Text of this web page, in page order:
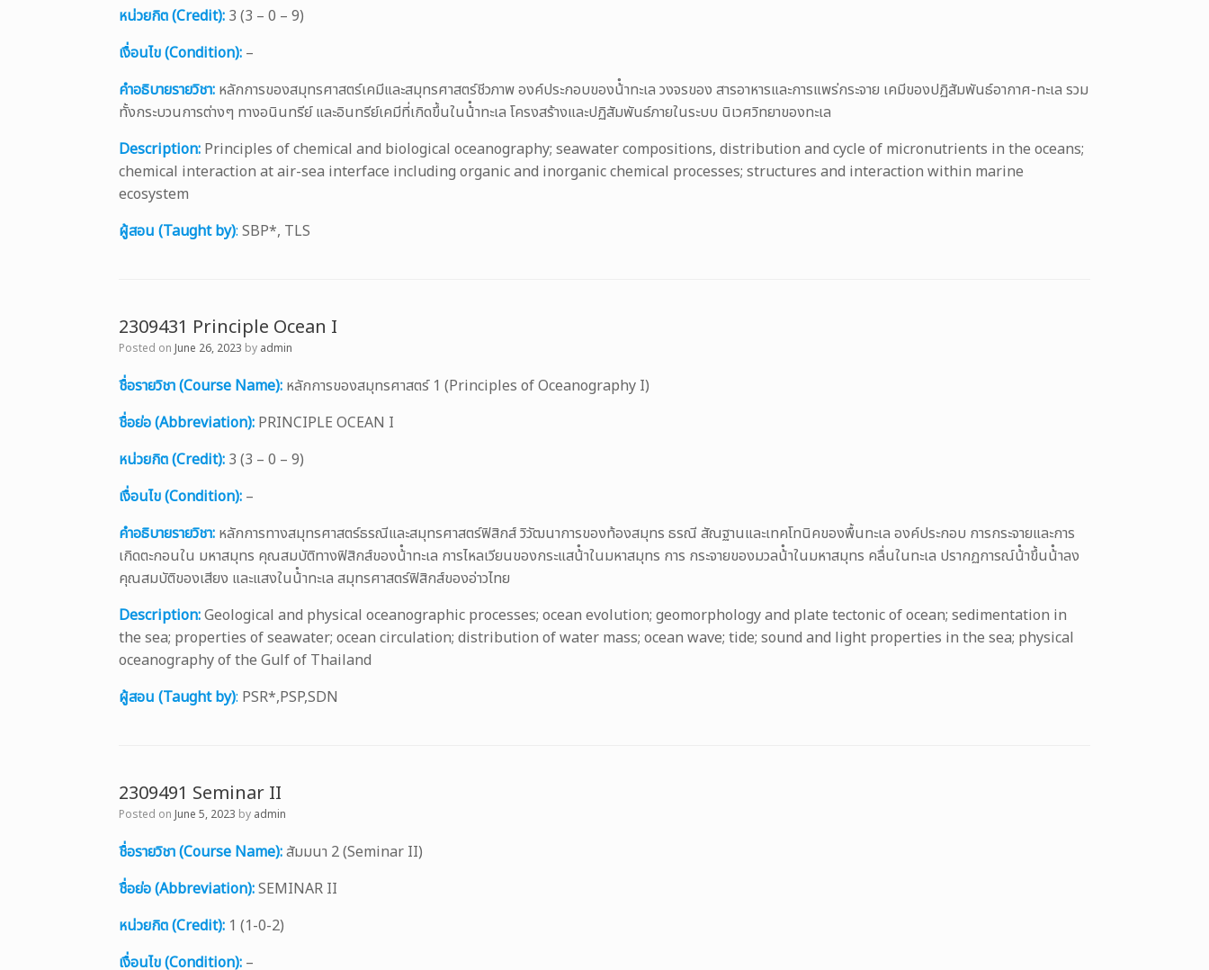
หน่วยกิต (Credit): 3 (3 – 0 – 9)
เงื่อนไข (Condition): –
คำอธิบายรายวิชา: หลักการของสมุทรศาสตร์เคมีและสมุทรศาสตร์ชีวภาพ องค์ประกอบของน้ําทะเล วงจรของ สารอาหารและการแพร่กระจาย เคมีของปฏิสัมพันธ์อากาศ-ทะเล รวม
ทั้งกระบวนการต่างๆ ทางอนินทรีย์ และอินทรีย์เคมีที่เกิดขึ้นในน้ําทะเล โครงสร้างและปฏิสัมพันธ์ภายในระบบ นิเวศวิทยาของทะเล
Description: Principles of chemical and biological oceanography; seawater compositions, distribution and cycle of micronutrients in the oceans;
chemical interaction at air-sea interface including organic and inorganic chemical processes; structures and interaction within marine
ecosystem
ผู้สอน (Taught by): SBP*, TLS
2309431 Principle Ocean I
Posted on June 26, 2023 by admin
ชื่อรายวิชา (Course Name): หลักการของสมุทรศาสตร์ 1 (Principles of Oceanography I)
ชื่อย่อ (Abbreviation): PRINCIPLE OCEAN I
หน่วยกิต (Credit): 3 (3 – 0 – 9)
เงื่อนไข (Condition): –
คำอธิบายรายวิชา: หลักการทางสมุทรศาสตร์ธรณีและสมุทรศาสตร์ฟิสิกส์ วิวัฒนาการของท้องสมุทร ธรณี สัณฐานและเทคโทนิคของพื้นทะเล องค์ประกอบ การกระจายและการ
เกิดตะกอนใน มหาสมุทร คุณสมบัติทางฟิสิกส์ของน้ําทะเล การไหลเวียนของกระแสน้ําในมหาสมุทร การ กระจายของมวลน้ําในมหาสมุทร คลื่นในทะเล ปรากฏการณ์น้ําขึ้นน้ําลง
คุณสมบัติของเสียง และแสงในน้ําทะเล สมุทรศาสตร์ฟิสิกส์ของอ่าวไทย
Description:Geological and physical oceanographic processes; ocean evolution; geomorphology and plate tectonic of ocean; sedimentation in
the sea; properties of seawater; ocean circulation; distribution of water mass; ocean wave; tide; sound and light properties in the sea; physical
oceanography of the Gulf of Thailand
ผู้สอน (Taught by): PSR*,PSP,SDN
2309491 Seminar II
Posted on June 5, 2023 by admin
ชื่อรายวิชา (Course Name):สัมมนา 2 (Seminar II)
ชื่อย่อ (Abbreviation):SEMINAR II
หน่วยกิต (Credit): 1 (1-0-2)
เงื่อนไข (Condition): –